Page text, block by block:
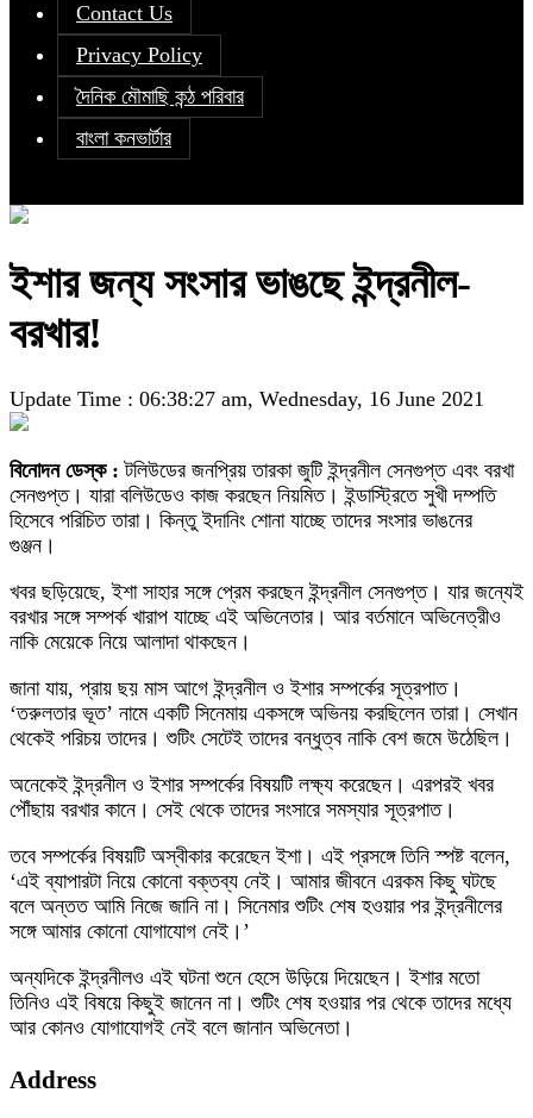
Contact Us
Privacy Policy
দৈনিক মৌমাছি কন্ঠ পরিবার
বাংলা কনভার্টার
ইশার জন্য সংসার ভাঙছে ইন্দ্রনীল-
বরখার!
Update Time : 06:38:27 am, Wednesday, 16 June 2021
বিনোদন ডেস্ক : টলিউডের জনপ্রিয় তারকা জুটি ইন্দ্রনীল সেনগুপ্ত এবং বরখা
সেনগুপ্ত। যারা বলিউডেও কাজ করছেন নিয়মিত। ইন্ডাস্ট্রিতে সুখী দম্পতি
হিসেবে পরিচিত তারা। কিন্তু ইদানিং শোনা যাচ্ছে তাদের সংসার ভাঙনের
গুঞ্জন।
খবর ছড়িয়েছে, ইশা সাহার সঙ্গে প্রেম করছেন ইন্দ্রনীল সেনগুপ্ত। যার জন্যেই
বরখার সঙ্গে সম্পর্ক খারাপ যাচ্ছে এই অভিনেতার। আর বর্তমানে অভিনেত্রীও
নাকি মেয়েকে নিয়ে আলাদা থাকছেন।
জানা যায়, প্রায় ছয় মাস আগে ইন্দ্রনীল ও ইশার সম্পর্কের সূত্রপাত।
‘তরুলতার ভূত’ নামে একটি সিনেমায় একসঙ্গে অভিনয় করছিলেন তারা। সেখান
থেকেই পরিচয় তাদের। শুটিং সেটেই তাদের বন্ধুত্ব নাকি বেশ জমে উঠেছিল।
অনেকেই ইন্দ্রনীল ও ইশার সম্পর্কের বিষয়টি লক্ষ্য করেছেন। এরপরই খবর
পৌঁছায় বরখার কানে। সেই থেকে তাদের সংসারে সমস্যার সূত্রপাত।
তবে সম্পর্কের বিষয়টি অস্বীকার করেছেন ইশা। এই প্রসঙ্গে তিনি স্পষ্ট বলেন,
‘এই ব্যাপারটা নিয়ে কোনো বক্তব্য নেই। আমার জীবনে এরকম কিছু ঘটছে
বলে অন্তত আমি নিজে জানি না। সিনেমার শুটিং শেষ হওয়ার পর ইন্দ্রনীলের
সঙ্গে আমার কোনো যোগাযোগ নেই।’
অন্যদিকে ইন্দ্রনীলও এই ঘটনা শুনে হেসে উড়িয়ে দিয়েছেন। ইশার মতো
তিনিও এই বিষয়ে কিছুই জানেন না। শুটিং শেষ হওয়ার পর থেকে তাদের মধ্যে
আর কোনও যোগাযোগই নেই বলে জানান অভিনেতা।
Address